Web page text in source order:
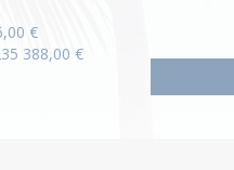
€
388,00 €